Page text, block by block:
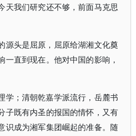
天我们研究还不够，前面马克思
源头是屈原，屈原给湖湘文化奠
直到现在。他对中国的影响，
学；清朝乾嘉学派流行，岳麓书
子既有内圣的报国的情怀，又有
识成为湘军集团崛起的准备。随